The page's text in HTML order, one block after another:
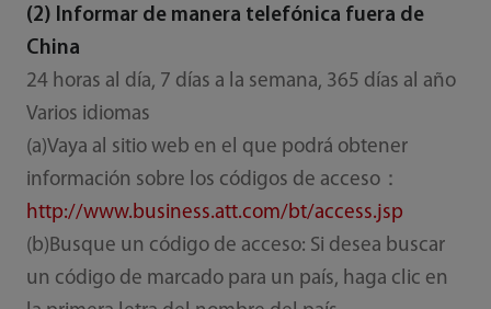
(2) Informar de manera telefónica fuera de
China
24 horas al día, 7 días a la semana, 365 días al año
Varios idiomas
(a)Vaya al sitio web en el que podrá obtener
información sobre los códigos de acceso：
http://www.business.att.com/bt/access.jsp
(b)Busque un código de acceso: Si desea buscar
un código de marcado para un país, haga clic en